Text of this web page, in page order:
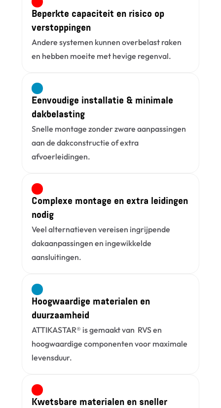
Beperkte capaciteit en risico op
verstoppingen
Andere systemen kunnen overbelast raken
en hebben moeite met hevige regenval.
Eenvoudige installatie & minimale
dakbelasting
Snelle montage zonder zware aanpassingen
aan de dakconstructie of extra
afvoerleidingen.
Complexe montage en extra leidingen
nodig
Veel alternatieven vereisen ingrijpende
dakaanpassingen en ingewikkelde
aansluitingen.
Hoogwaardige materialen en
duurzaamheid
ATTIKASTAR® is gemaakt van  RVS en
hoogwaardige componenten voor maximale
levensduur.
Kwetsbare materialen en sneller